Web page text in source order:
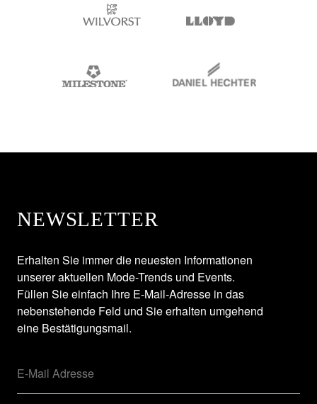
NEWSLETTER
Erhalten Sie immer die neuesten Informationen
unserer aktuellen Mode-Trends und Events.
Füllen Sie einfach Ihre E-Mail-Adresse in das
nebenstehende Feld und Sie erhalten umgehend
eine Bestätigungsmail.